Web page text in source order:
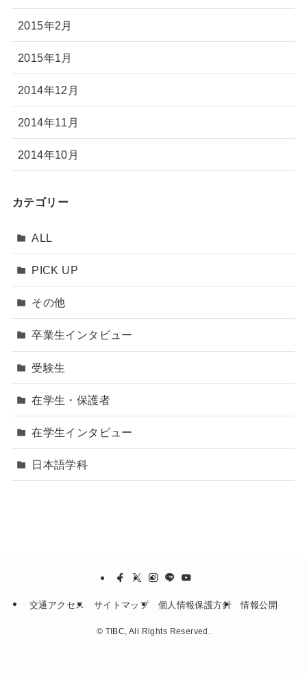
2015年2月
2015年1月
2014年12月
2014年11月
2014年10月
カテゴリー
ALL
PICK UP
その他
卒業生インタビュー
受験生
在学生・保護者
在学生インタビュー
日本語学科
交通アクセス サイトマップ 個人情報保護方針 情報公開
© TIBC, All Rights Reserved.